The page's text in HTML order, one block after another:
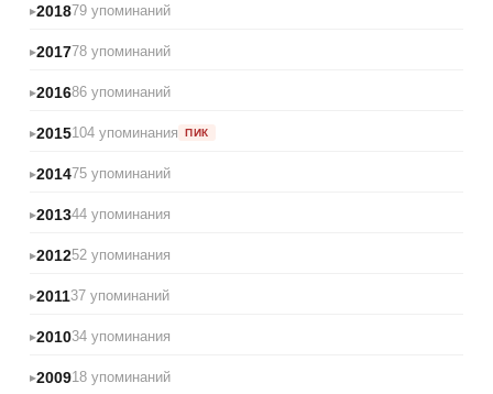
201879 упоминаний
201778 упоминаний
201686 упоминаний
2015104 упоминания ПИК
201475 упоминаний
201344 упоминания
201252 упоминания
201137 упоминаний
201034 упоминания
200918 упоминаний